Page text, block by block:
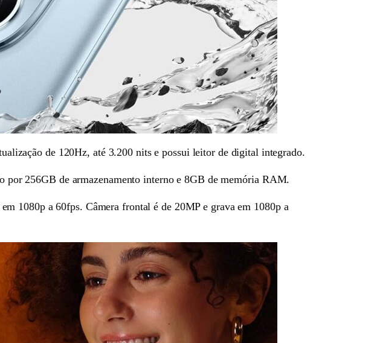
de 120Hz, até 3.200 nits e possui leitor de digital integrado.
por 256GB de armazenamento interno e 8GB de memória RAM.
1080p a 60fps. Câmera frontal é de 20MP e grava em 1080p a